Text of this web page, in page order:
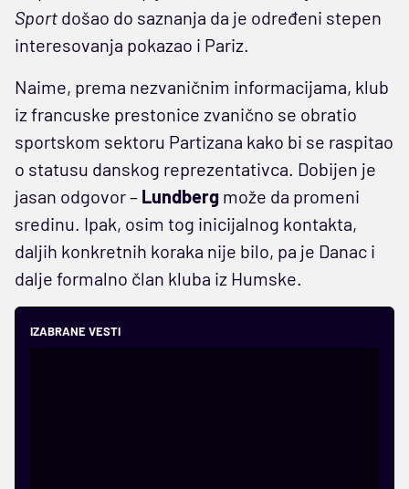
Sport došao do saznanja da je određeni stepen
interesovanja pokazao i Pariz.
Naime, prema nezvaničnim informacijama, klub
iz francuske prestonice zvanično se obratio
sportskom sektoru Partizana kako bi se raspitao
o statusu danskog reprezentativca. Dobijen je
jasan odgovor – Lundberg može da promeni
sredinu. Ipak, osim tog inicijalnog kontakta,
daljih konkretnih koraka nije bilo, pa je Danac i
dalje formalno član kluba iz Humske.
IZABRANE VESTI